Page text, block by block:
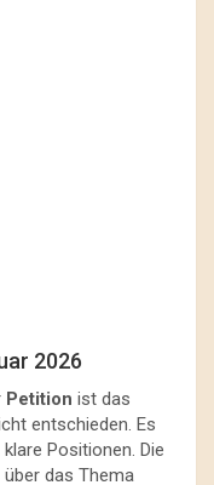
2026
Petition ist das
entschieden. Es
Positionen. Die
das Thema